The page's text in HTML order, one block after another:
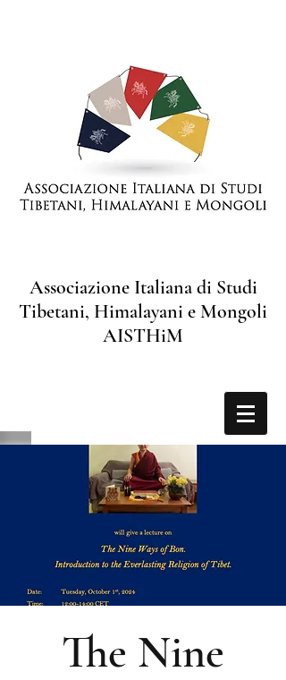
Associazione Italiana di Studi
Tibetani, Himalayani e Mongoli
AISTHiM
The Nine